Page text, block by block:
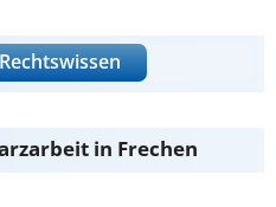
in Frechen